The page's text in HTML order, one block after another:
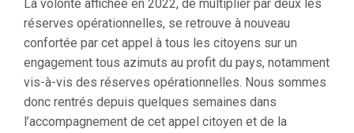
La volonté affichée en 2022, de multiplier par deux les
réserves opérationnelles, se retrouve à nouveau
confortée par cet appel à tous les citoyens sur un
engagement tous azimuts au profit du pays, notamment
vis-à-vis des réserves opérationnelles. Nous sommes
donc rentrés depuis quelques semaines dans
l’accompagnement de cet appel citoyen et de la